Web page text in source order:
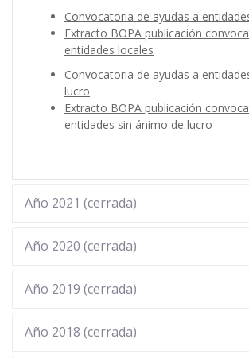
Convocatoria de ayudas a
Extracto BOPA publicación
entidades locales
Convocatoria de ayudas a
lucro
Extracto BOPA publicación
entidades sin ánimo de lucro
Año 2021 (cerrada)
Año 2020 (cerrada)
Año 2019 (cerrada)
Año 2018 (cerrada)